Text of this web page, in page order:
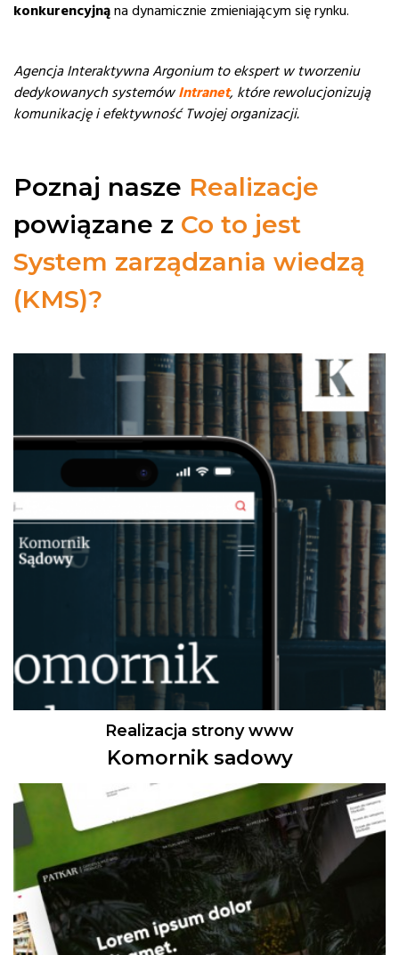
konkurencyjnąna dynamicznie zmieniającym się rynku.
Agencja Interaktywna Argonium to ekspert w tworzeniu
dedykowanych systemówIntranet, które rewolucjonizują
komunikację i efektywność Twojej organizacji.
Poznaj nasze Realizacje
powiązane z Co to jest
System zarządzania wiedzą
(KMS)?
Realizacja strony www
Komornik sadowy